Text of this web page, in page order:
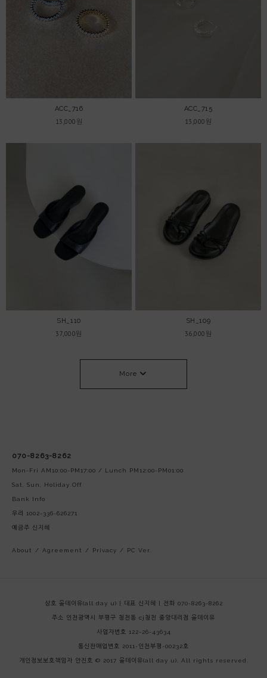
ACC_716
13,000원
ACC_715
13,000원
SH_110
37,000원
SH_109
36,000원
More
070-8263-8262
Mon-Fri AM10:00-PM17:00 / Lunch PM12:00-PM01:00
Sat, Sun, Holiday Off
Bank Info
우리 1002-336-626271
예금주 신지혜
About / Agreement / Privacy / PC Ver.
상호 올데이유(all day u) | 대표 신지혜 | 전화 070-8263-8262
주소 인천광역시 부평구 청천동 cj청천 중앙대리점 올데이유
사업자번호 122-26-43634
통신판매업번호 2011-인천부평-00232호
개인정보보호책임자 안진호 © 2017 올데이유(all day u). All rights reserved.